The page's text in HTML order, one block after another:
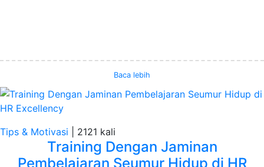
Baca lebih
Tips & Motivasi 2121 kali
Training Dengan Jaminan
Pembelajaran Seumur Hidup di HR